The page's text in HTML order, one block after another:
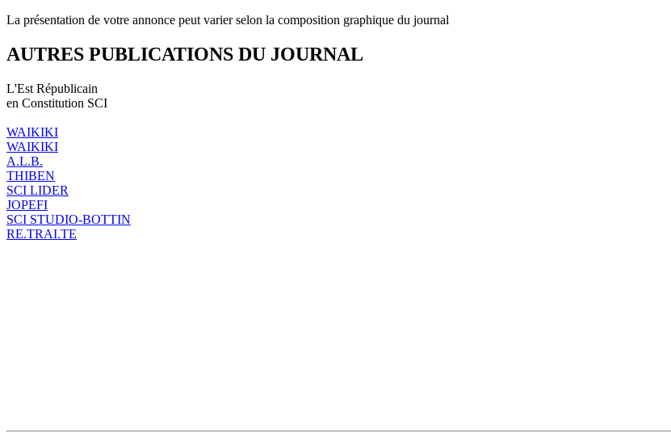
La présentation de votre annonce peut varier selon la composition graphique du journal
AUTRES PUBLICATIONS DU JOURNAL
L'Est Républicain
en Constitution SCI
WAIKIKI
WAIKIKI
A.L.B.
THIBEN
SCI LIDER
JOPEFI
SCI STUDIO-BOTTIN
RE.TRAI.TE